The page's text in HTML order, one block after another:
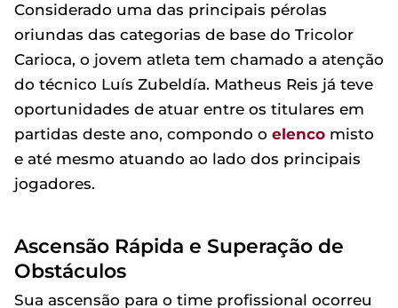
Considerado uma das principais pérolas
oriundas das categorias de base do Tricolor
Carioca, o jovem atleta tem chamado a atenção
do técnico Luís Zubeldía. Matheus Reis já teve
oportunidades de atuar entre os titulares em
partidas deste ano, compondo o elenco misto
e até mesmo atuando ao lado dos principais
jogadores.
Ascensão Rápida e Superação de
Obstáculos
Sua ascensão para o time profissional ocorreu